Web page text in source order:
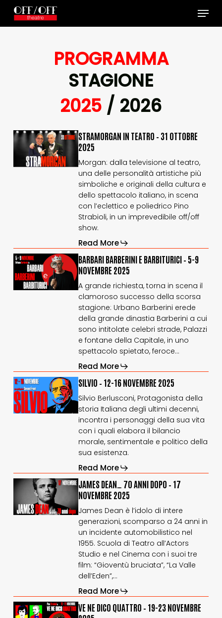
main
Menu
PROGRAMMA
STAGIONE
2025 / 2026
STRAMORGAN
IN
TEATRO
STRAMORGAN
IN
TEATRO
–
31
ottobre
2025
STRAMORGAN IN TEATRO – 31 OTTOBRE
2025
Morgan: dalla televisione al teatro,
una delle personalità artistiche più
simboliche e originali della cultura e
dello spettacolo italiano, in scena
con l’eclettico e poliedrico Pino
Strabioli, in un imprevedibile off/off
show.
Read More
BARBARI
BARBERINI
E
BARBITURICI
BARBARI
BARBERINI
E
BARBITURICI
–
5-
9
novembre
2025
BARBARI BARBERINI E BARBITURICI – 5-9
NOVEMBRE 2025
A grande richiesta, torna in scena il
clamoroso successo della scorsa
stagione: Urbano Barberini erede
della grande dinastia Barberini a cui
sono intitolate celebri strade, Palazzi
e fontane della Capitale, in uno
spettacolo spietato, feroce…
Read More
SILVIO
–
12-
16
SILVIO
12-
16
novembre
2025
SILVIO – 12-16 NOVEMBRE 2025
Silvio Berlusconi, Protagonista della
storia Italiana degli ultimi decenni,
incontra i personaggi della sua vita
con i quali elabora il bilancio
morale, sentimentale e politico della
sua esistenza.
Read More
JAMES
DEAN…
70
anni
JAMES
DEAN…
70
anni
dopo
–
17
novembre
2025
JAMES DEAN… 70 ANNI DOPO – 17
NOVEMBRE 2025
James Dean è l’idolo di intere
generazioni, scomparso a 24 anni in
un incidente automobilistico nel
1955. Scuola di Teatro all’Actors
Studio e nel Cinema con i suoi tre
film: “Gioventù bruciata”, “La Valle
dell’Eden”,…
Read More
VE
NE
VE
NE
VE NE DICO QUATTRO – 19-23 NOVEMBRE